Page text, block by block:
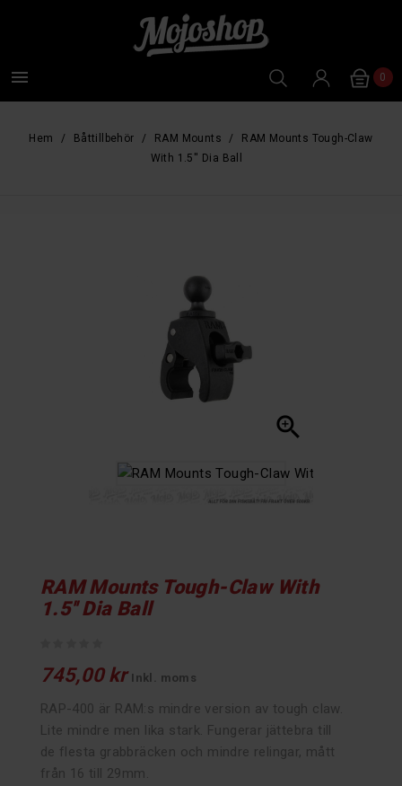
 0
Hem Båttillbehör RAM Mounts
RAM Mounts Tough-Claw
With 1.5'' Dia Ball

RAM Mounts Tough-Claw With
1.5'' Dia Ball
745,00 kr Inkl. moms
RAP-400 är RAM:s mindre version av tough claw.
Lite mindre men lika stark. Fungerar jättebra till
de flesta grabbräcken och mindre relingar, mått
från 16 till 29mm.